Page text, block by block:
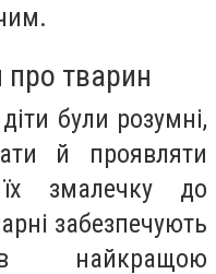
тварин
були розумні,
й проявляти
змалечку до
забезпечують
найкращою